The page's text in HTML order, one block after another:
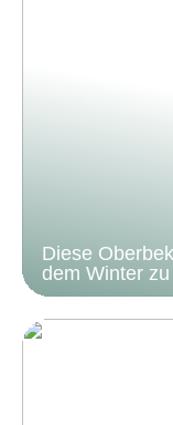
Diese
dem Winter